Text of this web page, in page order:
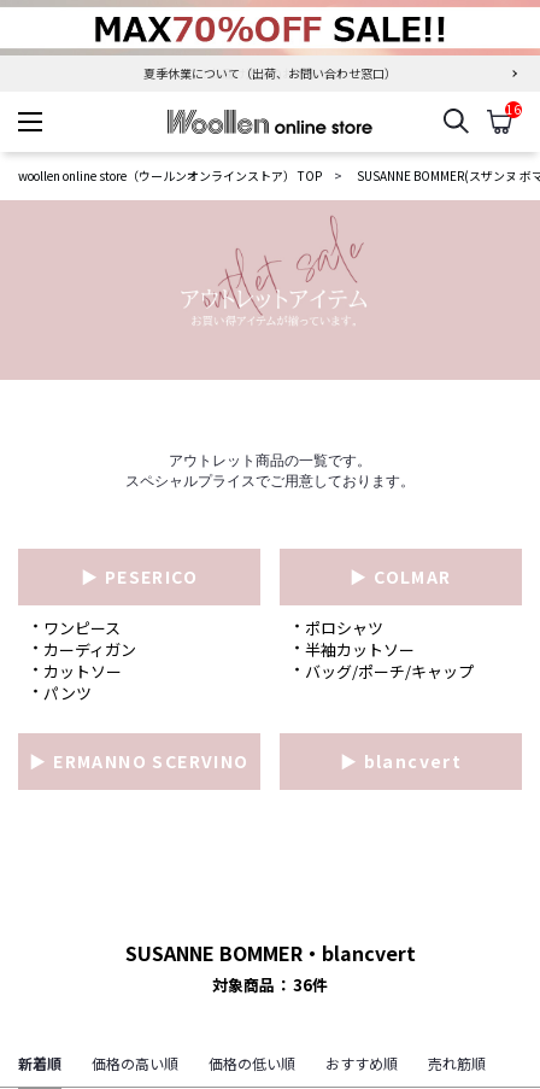
夏季休業について（出荷、お問い合わせ窓口）
woollen online store
検索 カ
16
woollen online store（ウールンオンラインストア） TOP SUSANNE BOMMER(スザンヌ ボ
アウトレット商品の一覧です。
スペシャルプライスでご用意しております。
▶ PESERICO
ワンピース
カーディガン
カットソー
パンツ
▶ COLMAR
ポロシャツ
半袖カットソー
バッグ/ポーチ/キャップ
▶ ERMANNO SCERVINO ▶ blancvert
SUSANNE BOMMER・blancvert
対象商品 36件
新着順 価格の高い順 価格の低い順 おすすめ順 売れ筋順